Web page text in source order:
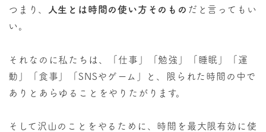
つまり、 人生とは時間の使い方そのもの だと言ってもい
い。
それなのに私たちは、「仕事」「勉強」「睡眠」「運
動」「食事」「SNSやゲーム」と、限られた時間の中で
ありとあらゆることをやりたがります。
そして沢山のことをやるために、時間を最大限有効に使